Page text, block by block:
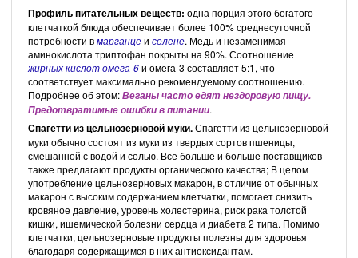
Профиль питательных веществ: одна порция этого богатого
клетчаткой блюда обеспечивает более 100% среднесуточной
потребности вмарганцеи селене. Медь и незаменимая
аминокислота триптофан покрыты на 90%. Соотношение
жирных кислотомега-6и омега-3 составляет 5:1, что
соответствует максимально рекомендуемому соотношению.
Подробнее об этом:Веганы часто едят нездоровую пищу.
Предотвратимые ошибки в питании.
Спагетти из цельнозерновой муки.Спагетти из цельнозерновой
муки обычно состоят из муки из твердых сортов пшеницы,
смешанной с водой и солью. Все больше и больше поставщиков
также предлагают продукты органического качества; В целом
употребление цельнозерновых макарон, в отличие от обычных
макарон с высоким содержанием клетчатки, помогает снизить
кровяное давление, уровень холестерина, риск рака толстой
кишки, ишемической болезни сердца и диабета 2 типа. Помимо
клетчатки, цельнозерновые продукты полезны для здоровья
благодаря содержащимся в них антиоксидантам.